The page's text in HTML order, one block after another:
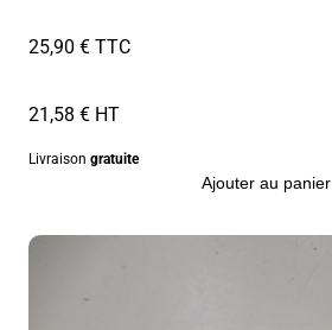
25,90 € TTC
21,58 € HT
Livraison gratuite
Ajouter au panier